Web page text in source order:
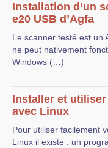
Installation d’un
e20 USB d’Agfa
Le scanner testé est un
ne peut nativement
Windows (…)
Installer et
avec Linux
Pour utiliser facilement
Linux il existe : un